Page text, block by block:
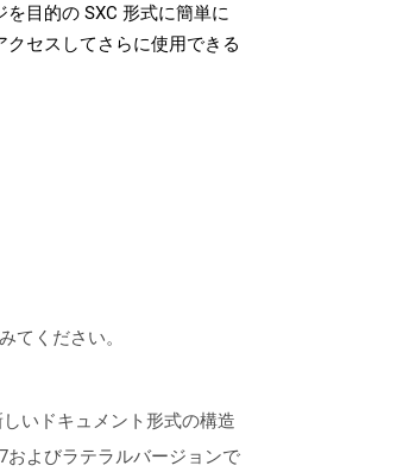
目的の SXC 形式に簡単に
セスしてさらに使用できる
てください。
いドキュメント形式の構造
およびラテラルバージョンで